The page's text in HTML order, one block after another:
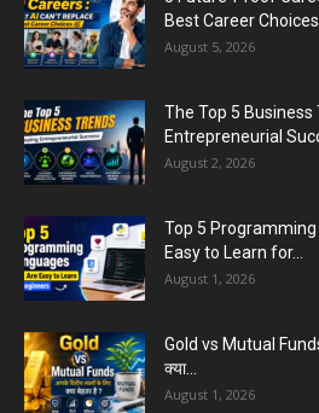
August 3, 2026
Best Career Choices
August 5, 2026
The Top 5 Business
Entrepreneurial
August 2, 2026
Top 5
Easy to Learn for...
August 1, 2026
Gold vs Mutual Funds
क्या...
August 1, 2026